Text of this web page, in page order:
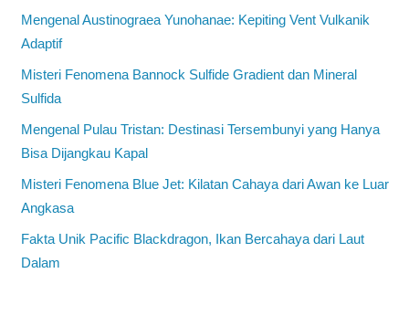
Mengenal Austinograea Yunohanae: Kepiting Vent Vulkanik
Adaptif
Misteri Fenomena Bannock Sulfide Gradient dan Mineral
Sulfida
Mengenal Pulau Tristan: Destinasi Tersembunyi yang Hanya
Bisa Dijangkau Kapal
Misteri Fenomena Blue Jet: Kilatan Cahaya dari Awan ke Luar
Angkasa
Fakta Unik Pacific Blackdragon, Ikan Bercahaya dari Laut
Dalam